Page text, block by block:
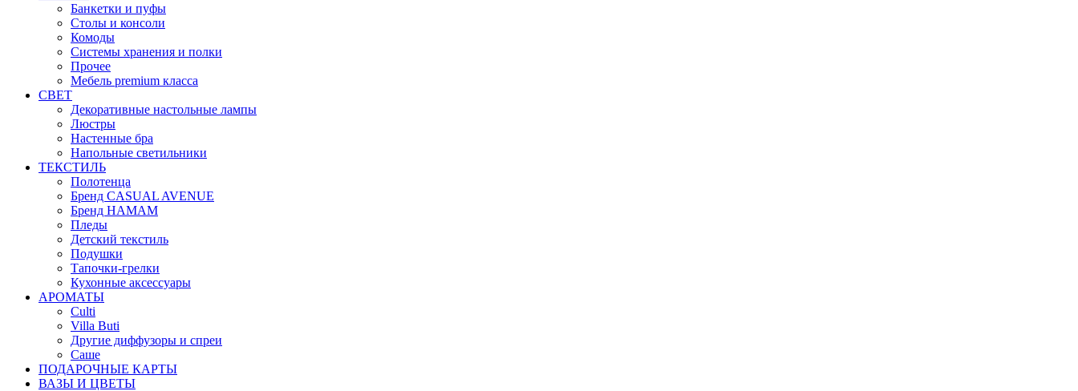
Банкетки и пуфы
Столы и консоли
Комоды
Системы хранения и полки
Прочее
Мебель premium класса
СВЕТ
Декоративные настольные лампы
Люстры
Настенные бра
Напольные светильники
ТЕКСТИЛЬ
Полотенца
Бренд CASUAL AVENUE
Бренд HAMAM
Пледы
Детский текстиль
Подушки
Тапочки-грелки
Кухонные аксессуары
АРОМАТЫ
Culti
Villa Buti
Другие диффузоры и спреи
Саше
ПОДАРОЧНЫЕ КАРТЫ
ВАЗЫ И ЦВЕТЫ